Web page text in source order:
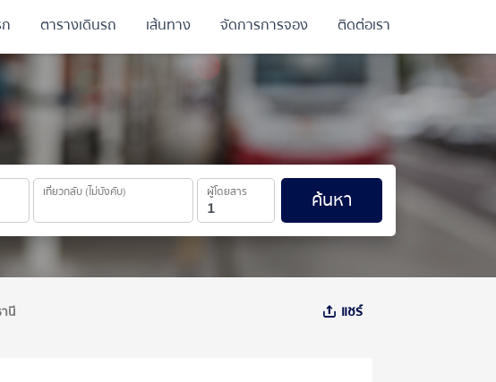
เที่ยวกลับ (ไม่บังคับ) ผู้โดยสาร ค้นหา
ตารางเดินรถ เส้นทาง จัดการการจอง ติดต่อเรา
นี
แชร์